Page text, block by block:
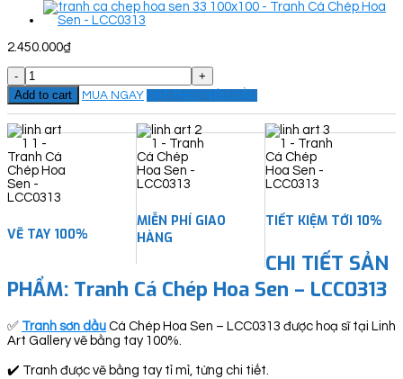
2.450.000₫
Tranh
Cá
Chép
Hoa
Sen
-
LCC0313
quantity
Add to cart MUA NGAY ĐẶT THEO YÊU CẦU
VẼ TAY 100%
MIỄN PHÍ GIAO
HÀNG
TIẾT KIỆM TỚI 10%
CHI TIẾT SẢN
PHẨM: Tranh Cá Chép Hoa Sen – LCC0313
✅ Tranh sơn dầu Cá Chép Hoa Sen – LCC0313 được hoạ sĩ tại Linh
Art Gallery vẽ bằng tay 100%.
✔️ Tranh được vẽ bằng tay tỉ mỉ, từng chi tiết.